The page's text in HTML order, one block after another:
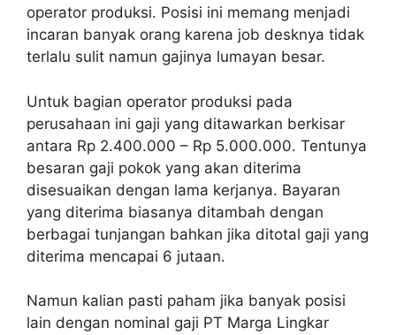
operator produksi. Posisi ini memang menjadi
incaran banyak orang karena job desknya tidak
terlalu sulit namun gajinya lumayan besar.
Untuk bagian operator produksi pada
perusahaan ini gaji yang ditawarkan berkisar
antara Rp 2.400.000 – Rp 5.000.000. Tentunya
besaran gaji pokok yang akan diterima
disesuaikan dengan lama kerjanya. Bayaran
yang diterima biasanya ditambah dengan
berbagai tunjangan bahkan jika ditotal gaji yang
diterima mencapai 6 jutaan.
Namun kalian pasti paham jika banyak posisi
lain dengan nominal gaji PT Marga Lingkar